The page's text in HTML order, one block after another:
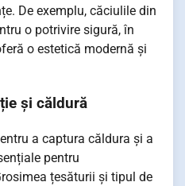
De exemplu, căciulile din
o potrivire sigură, în
o estetică modernă și
și căldură
a captura căldura și a
pentru
țesăturii și tipul de